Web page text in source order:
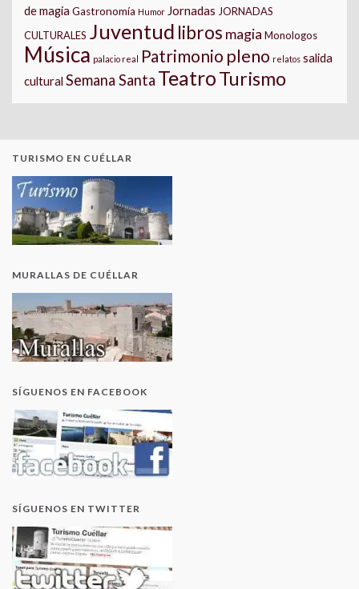
de magia Gastronomía Humor Jornadas JORNADAS
CULTURALES Juventud libros magia Monologos
Música palacio real Patrimonio pleno relatos salida
cultural Semana Santa TeatroTurismo
TURISMO EN CUÉLLAR
MURALLAS DE CUÉLLAR
SÍGUENOS EN FACEBOOK
SÍGUENOS EN TWITTER